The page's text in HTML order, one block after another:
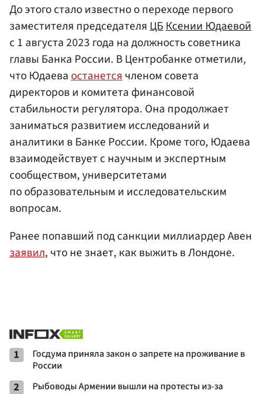
До этого стало известно о переходе первого
заместителя председателя ЦБКсении Юдаевой
с 1 августа 2023 года на должность советника
главы Банка России. В Центробанке отметили,
что Юдаева останется членом совета
директоров и комитета финансовой
стабильности регулятора. Она продолжает
заниматься развитием исследований и
аналитики в Банке России. Кроме того, Юдаева
взаимодействует с научным и экспертным
сообществом, университетами
по образовательным и исследовательским
вопросам.
Ранее попавший под санкции миллиардер Авен
заявил, что не знает, как выжить в Лондоне.
1
Госдума приняла закон о запрете на проживание в
России
2
Рыбоводы Армении вышли на протесты из-за